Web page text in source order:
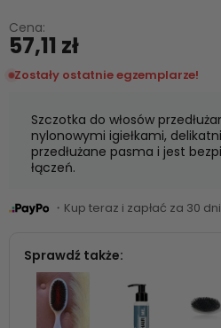
Cena:
57,11 zł
Zostały ostatnie egzemplarze!
Szczotka do włosów
nylonowymi igiełkami,
przedłużane pasma i jest
łączeń.
・Kup teraz i zapłać za 30 dni
Sprawdź także: